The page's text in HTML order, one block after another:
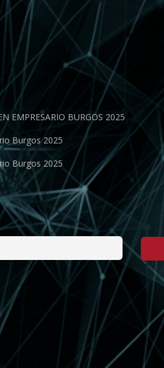
EMPRESARIO BURGOS 2025
Burgos 2025
Burgos 2025